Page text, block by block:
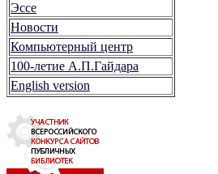
Эссе
Новости
Компьютерный центр
100-летие А.П.Гайдара
English version